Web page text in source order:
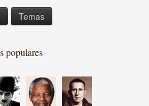
Temas
populares